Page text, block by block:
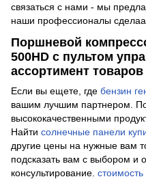
связаться с нами - мы
наши профессионалы
Поршневой
500HD с пультом
ассортимент товаров
Если вы ещете, где бензин
вашим лучшим партнером.
высококачественными
Найти солнечные панели
другие цены на нужные вам
подсказать вам с выбором и
консультирование.